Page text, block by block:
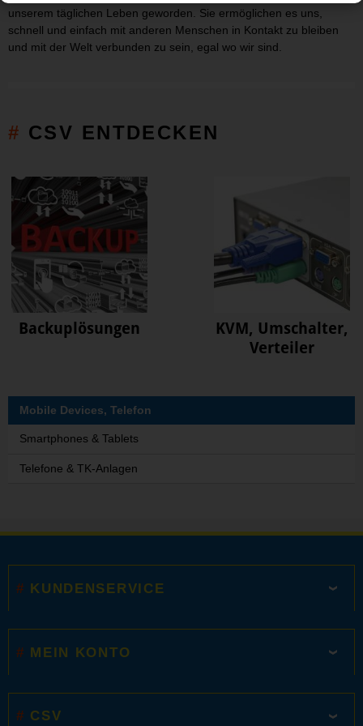
unserem täglichen Leben geworden. Sie ermöglichen es uns,
schnell und einfach mit anderen Menschen in Kontakt zu bleiben
und mit der Welt verbunden zu sein, egal wo wir sind.
CSV ENTDECKEN
Backuplösungen
KVM, Umschalter,
Verteiler
Mobile Devices, Telefon
Smartphones & Tablets
Telefone & TK-Anlagen
KUNDENSERVICE
MEIN KONTO
CSV